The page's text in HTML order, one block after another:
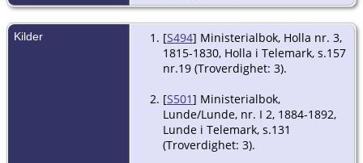
Kilder [S494] Ministerialbok, Holla nr. 3,
1815-1830, Holla i Telemark, s.157
nr.19 (Troverdighet: 3).
[S501] Ministerialbok,
Lunde/Lunde, nr. I 2, 1884-1892,
Lunde i Telemark, s.131
(Troverdighet: 3).